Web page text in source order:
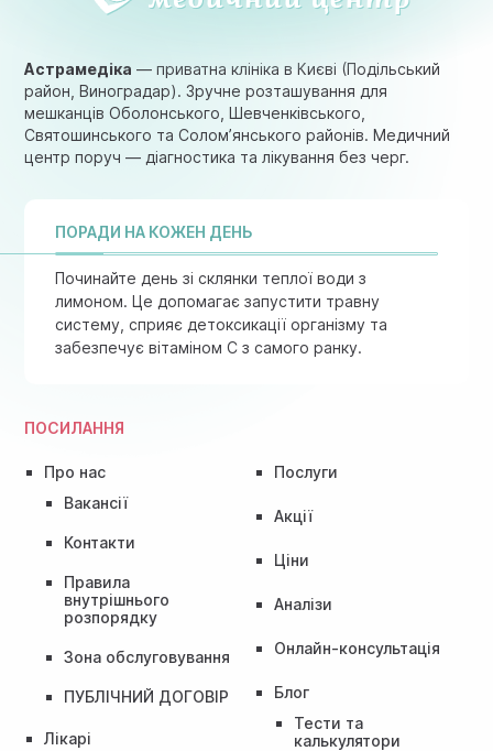
ПОСИЛАННЯ
Про нас
Вакансії
Контакти
Правила
внутрішнього
розпорядку
Зона обслуговування
ПУБЛІЧНИЙ ДОГОВІР
Лікарі
Послуги
Акції
Ціни
Аналізи
Онлайн-консультація
Блог
Тести та
калькулятори
Астрамедіка — приватна клініка в Києві (Подільський
район, Виноградар). Зручне розташування для
мешканців Оболонського, Шевченківського,
Святошинського та Солом’янського районів. Медичний
центр поруч — діагностика та лікування без черг.
ПОРАДИ НА КОЖЕН ДЕНЬ
Починайте день зі склянки теплої води з
лимоном. Це допомагає запустити травну
систему, сприяє детоксикації організму та
забезпечує вітаміном C з самого ранку.